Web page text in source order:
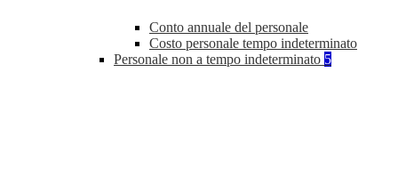
Conto annuale del personale
Costo personale tempo indeterminato
Personale non a tempo indeterminato 5